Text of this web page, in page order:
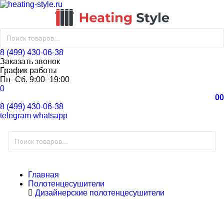
8 (499) 430-06-38
Заказать звонок
График работы
Пн–Сб. 9:00–19:00
0
00
8 (499) 430-06-38
telegram whatsapp
Главная
Полотенцесушители
Дизайнерские полотенцесушители